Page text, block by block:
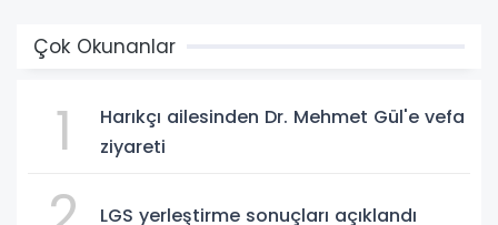
Çok Okunanlar
1
Harıkçı ailesinden Dr. Mehmet Gül'e vefa
ziyareti
LGS yerleştirme sonuçları açıklandı